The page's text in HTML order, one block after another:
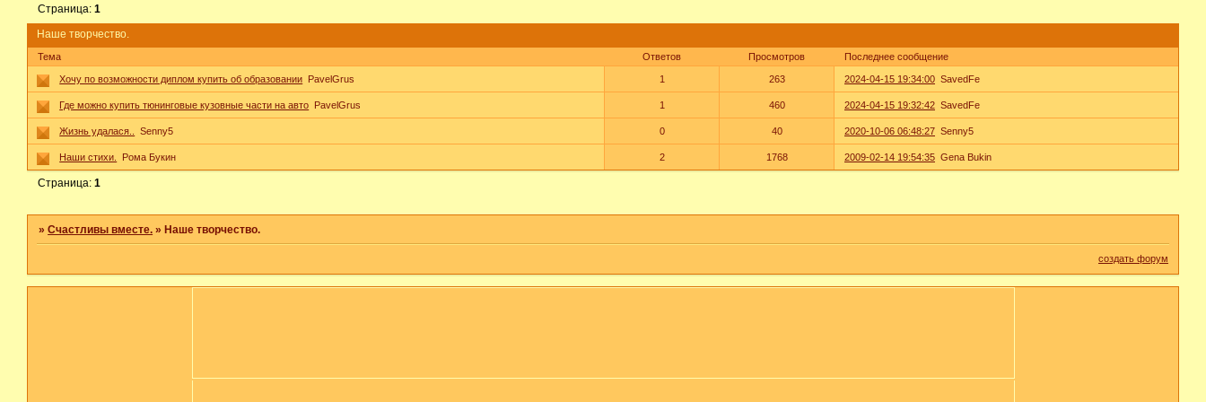
Наше творчество.
Страница:1
Тема Ответов Просмотров Последнее сообщение
Хочу по возможности диплом купить об образовании PavelGrus 1 263 2024-04-15 19:34:00 SavedFe
Где можно купить тюнинговые кузовные части на авто PavelGrus 1 460 2024-04-15 19:32:42 SavedFe
Жизнь удалася.. Senny5 0 40 2020-10-06 06:48:27 Senny5
Наши стихи. Рома Букин 2 1768 2009-02-14 19:54:35 Gena Bukin
Страница:1
»Счастливы вместе. » Наше творчество.
создать форум